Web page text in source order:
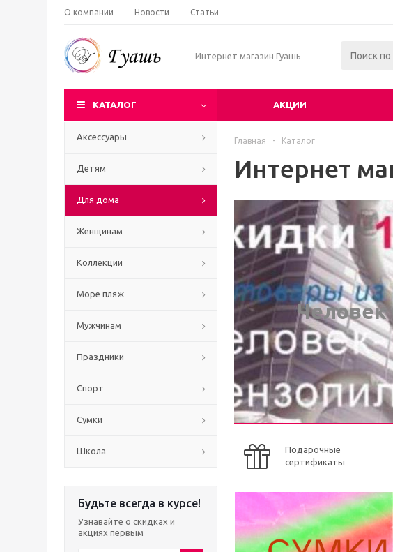
О компании Новости Статьи
Интернет магазин Гуашь
КАТАЛОГ АКЦИИ
Аксессуары
Детям
Для дома
Женщинам
Коллекции
Море пляж
Мужчинам
Праздники
Спорт
Сумки
Школа
Будьте всегда в курсе!
Узнавайте о скидках и
акциях первым
Главная - Каталог
Интернет
Человек
Подарочные
сертификаты